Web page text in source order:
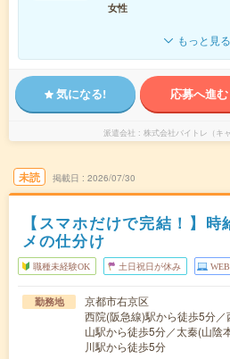
女性
もっと見る
気になる! 応募へ進む
派遣会社 株式会社バイトレ（キ
未読 掲載日 2026/07/30
【スマホだけで完結！】
メの仕分け
職種未経験OK 土日祝日が休み
勤務地
京都市右京区
西院(阪急線)駅から徒歩5分
山駅から徒歩5分／太秦(山陰
川駅から徒歩5分